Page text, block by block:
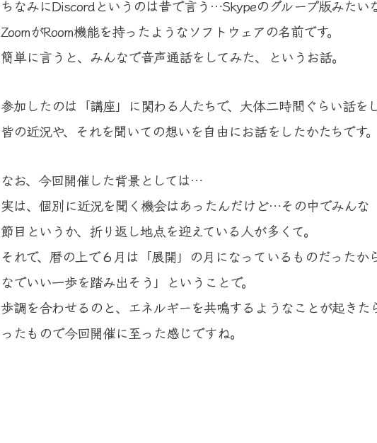
ちなみにDiscordというのは昔で言う…Skypeのグループ版みた
ZoomがRoom機能を持ったようなソフトウェアの名前です。
簡単に言うと、みんなで音声通話をしてみた、というお話。
参加したのは「講座」に関わる人たちで、大体二時間ぐらい話を
皆の近況や、それを聞いての想いを自由にお話をしたかたちです。
なお、今回開催した背景としては…
実は、個別に近況を聞く機会はあったんだけど…その中でみんな
節目というか、折り返し地点を迎えている人が多くて。
それで、暦の上で６月は「展開」の月になっているものだったか
なでいい一歩を踏み出そう」ということで。
歩調を合わせるのと、エネルギーを共鳴するようなことが起きた
ったもので今回開催に至った感じですね。